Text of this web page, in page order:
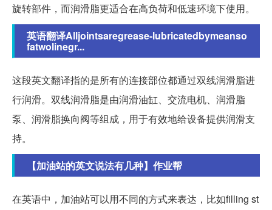
旋转部件，而润滑脂更适合在高负荷和低速环境下使用。
英语翻译Alljointsaregrease-lubricatedbymeanso
fatwolinegr...
这段英文翻译指的是所有的连接部位都通过双线润滑脂进
行润滑。双线润滑脂是由润滑油缸、交流电机、润滑脂
泵、润滑脂换向阀等组成，用于有效地给设备提供润滑支
持。
【加油站的英文说法有几种】作业帮
在英语中，加油站可以用不同的方式来表达，比如filling st